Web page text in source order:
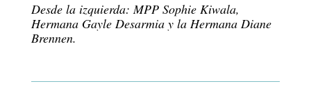
Desde la izquierda: MPP Sophie Kiwala,
Hermana Gayle Desarmia y la Hermana Diane
Brennen.